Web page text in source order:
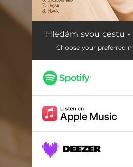
Jestřáb
Róza
Svoboda
Moře vzpomínek
Svatební slib
Hajají
Hledám svou cestu -
Choose your preferred